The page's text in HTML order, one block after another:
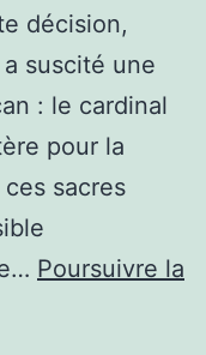
décision,
suscité une
: le cardinal
pour la
sacres
Poursuivre la